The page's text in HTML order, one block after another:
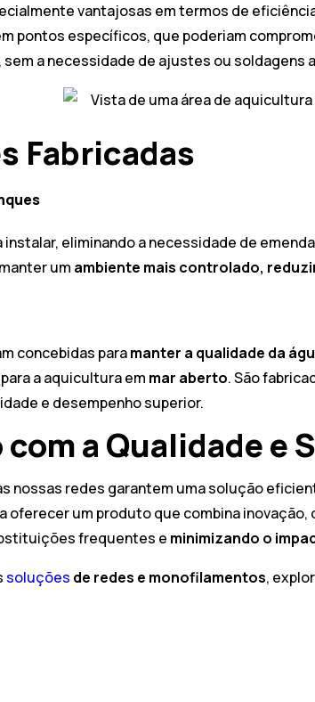
vantajosas em termos de
pontos específicos, que poderiam
a necessidade de ajustes ou soldagens
Fabricadas
eliminando a necessidade de
um ambiente mais controlado,
concebidas paramanter a qualidade da
a aquicultura em mar aberto. São
e desempenho superior.
a Qualidade e
nossas redes garantem uma solução
oferecer um produto que combina
frequentes e minimizando o
soluções de redes e monofilamentos,